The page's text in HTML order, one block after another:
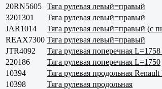
20RN5605 Тяга рулевая левый=правый
3201301
Тяга рулевая левый=правый
JAR1014
Тяга рулевая левый=правый (с
REAX7300 Тяга рулевая левый=правый
JTR4092
Тяга рулевая поперечная
220186
Тяга рулевая поперечная L=1750
10394
Тяга рулевая продольная
10398
Тяга рулевая продольная